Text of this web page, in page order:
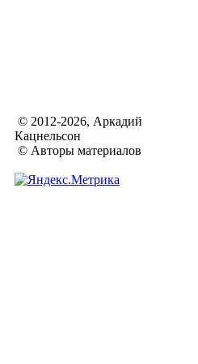
© 2012-2026, Аркадий
Кацнельсон
© Авторы материалов